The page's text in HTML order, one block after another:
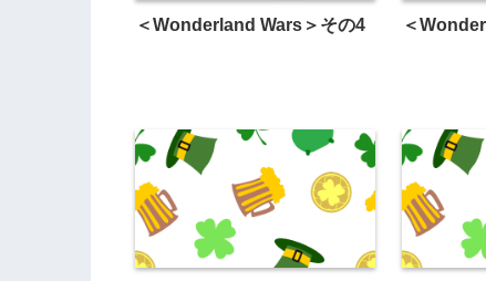
＜Wonderland Wars＞その4 ＜